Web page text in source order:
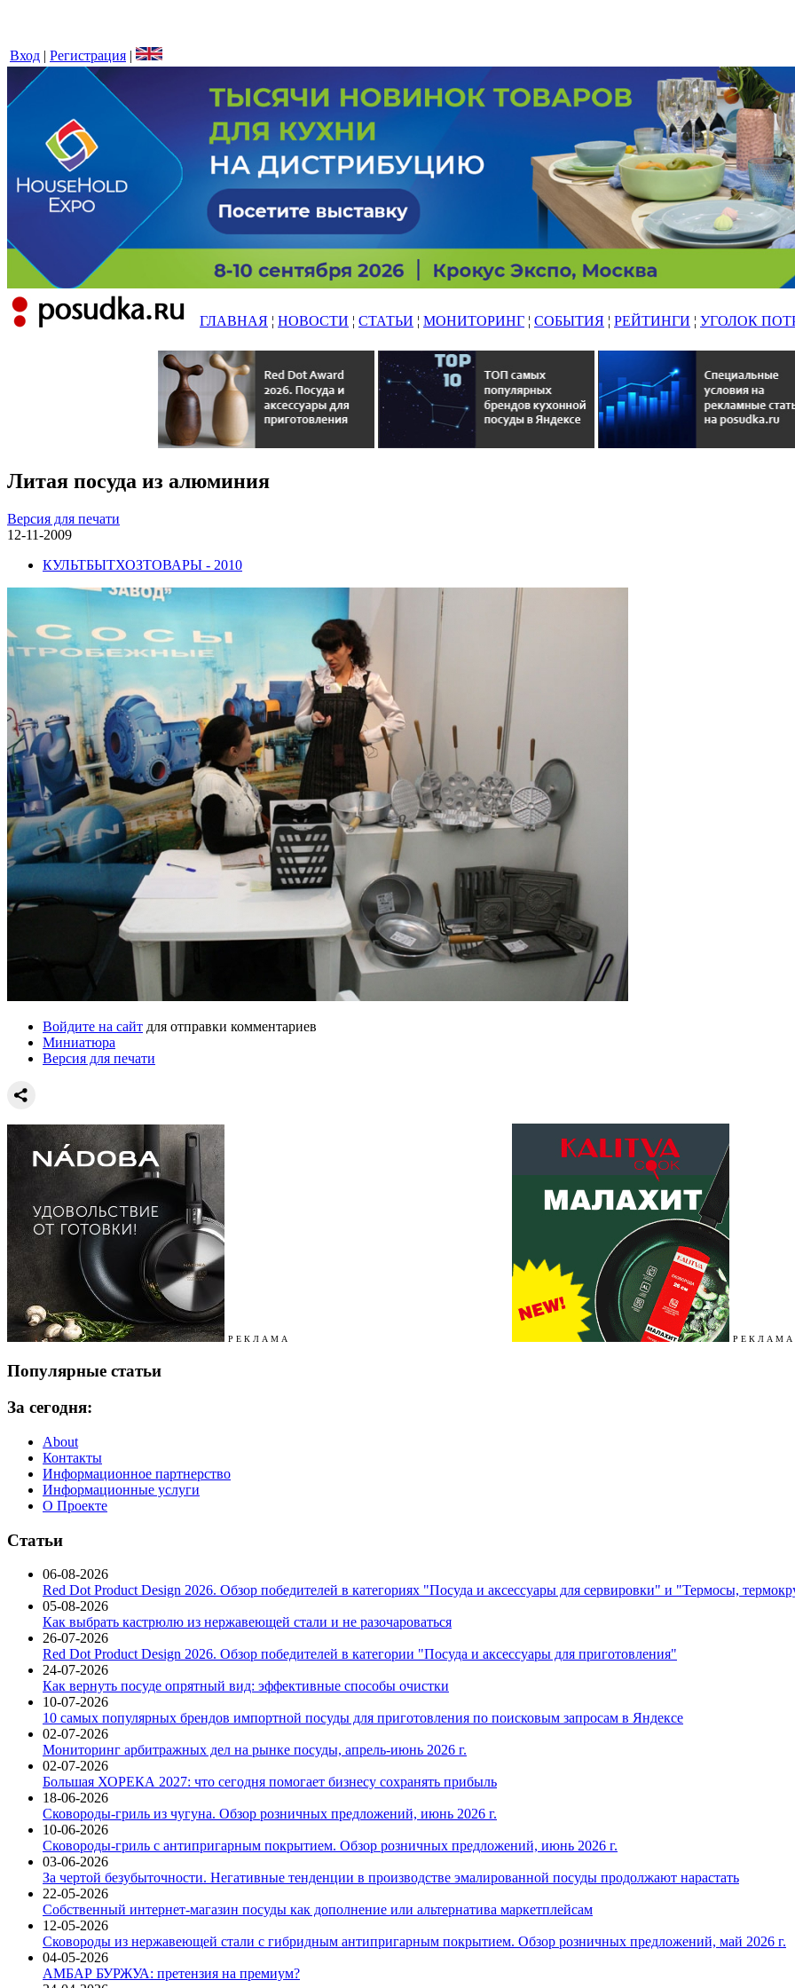
Вход | Регистрация |
ГЛАВНАЯ ¦ НОВОСТИ ¦ СТАТЬИ ¦ МОНИТОРИНГ ¦ СОБЫТИЯ ¦ РЕЙТИНГИ ¦ УГОЛОК
Литая посуда из алюминия
Версия для печати
12-11-2009
КУЛЬТБЫТХОЗТОВАРЫ - 2010
Войдите на сайт для отправки комментариев
Миниатюра
Версия для печати
Р Е К Л А М А Р Е К Л А М А
Популярные статьи
За сегодня:
About
Контакты
Информационное партнерство
Информационные услуги
О Проекте
Статьи
06-08-2026
Red Dot Product Design 2026. Обзор победителей в категориях "Посуда и аксессуары для сервировки" и "Термосы,
05-08-2026
Как выбрать кастрюлю из нержавеющей стали и не разочароваться
26-07-2026
Red Dot Product Design 2026. Обзор победителей в категории "Посуда и аксессуары для приготовления"
24-07-2026
Как вернуть посуде опрятный вид: эффективные способы очистки
10-07-2026
10 самых популярных брендов импортной посуды для приготовления по поисковым запросам в Яндексе
02-07-2026
Мониторинг арбитражных дел на рынке посуды, апрель-июнь 2026 г.
02-07-2026
Большая ХОРЕКА 2027: что сегодня помогает бизнесу сохранять прибыль
18-06-2026
Сковороды-гриль из чугуна. Обзор розничных предложений, июнь 2026 г.
10-06-2026
Сковороды-гриль с антипригарным покрытием. Обзор розничных предложений, июнь 2026 г.
03-06-2026
За чертой безубыточности. Негативные тенденции в производстве эмалированной посуды продолжают нарастать
22-05-2026
Собственный интернет-магазин посуды как дополнение или альтернатива маркетплейсам
12-05-2026
Сковороды из нержавеющей стали с гибридным антипригарным покрытием. Обзор розничных предложений, май 2026 г.
04-05-2026
АМБАР БУРЖУА: претензия на премиум?